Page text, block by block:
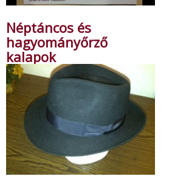
Néptáncos és
hagyományőrző
kalapok